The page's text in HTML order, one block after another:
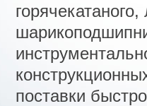
поставки